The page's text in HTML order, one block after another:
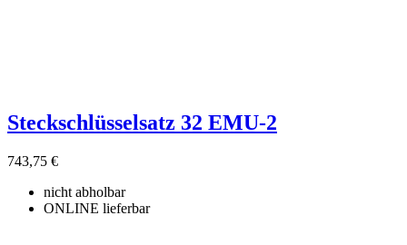
Steckschlüsselsatz 32 EMU-2
743,75 €
nicht abholbar
ONLINE lieferbar